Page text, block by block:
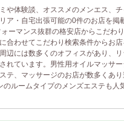
や体験談、オススメのメンエス、
ア・自宅出張可能の0件のお店を
ーマンス抜群の格安店からこだ
合わせてこだわり検索条件からお
辺には数多くのオフィスがあり、
れています。男性用オイルマッサ
テ、マッサージのお店が数多くあ
ルームタイプのメンズエステも